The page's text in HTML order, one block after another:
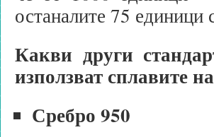
останалите 75 единици
Какви други
използват сплавите
Сребро 950